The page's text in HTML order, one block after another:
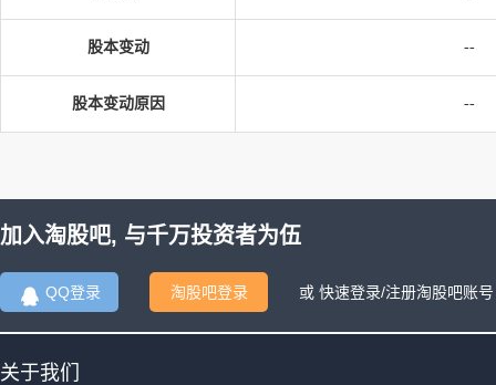
股本变动 --
股本变动原因 --
加入淘股吧, 与千万投资者为伍
QQ登录 淘股吧登录 或 快速登录/注册淘股吧账号
关于我们